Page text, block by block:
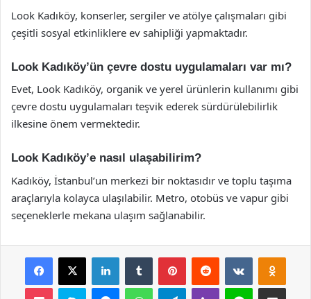
Look Kadıköy, konserler, sergiler ve atölye çalışmaları gibi
çeşitli sosyal etkinliklere ev sahipliği yapmaktadır.
Look Kadıköy’ün çevre dostu uygulamaları var mı?
Evet, Look Kadıköy, organik ve yerel ürünlerin kullanımı gibi
çevre dostu uygulamaları teşvik ederek sürdürülebilirlik
ilkesine önem vermektedir.
Look Kadıköy’e nasıl ulaşabilirim?
Kadıköy, İstanbul’un merkezi bir noktasıdır ve toplu taşıma
araçlarıyla kolayca ulaşılabilir. Metro, otobüs ve vapur gibi
seçeneklerle mekana ulaşım sağlanabilir.
Facebook
X LinkedInTumblr PinterestReddit VKontakte
Pocket Skype MessengerWhatsAppTelegramViber Line E-Posta ile